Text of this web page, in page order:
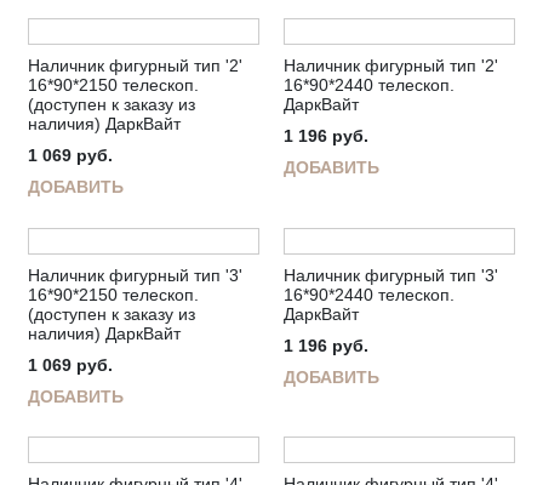
Наличник фигурный тип '2'
16*90*2150 телескоп.
(доступен к заказу из
наличия) ДаркВайт
1 069 руб.
ДОБАВИТЬ
Наличник фигурный тип '2'
16*90*2440 телескоп.
ДаркВайт
1 196 руб.
ДОБАВИТЬ
Наличник фигурный тип '3'
16*90*2150 телескоп.
(доступен к заказу из
наличия) ДаркВайт
1 069 руб.
ДОБАВИТЬ
Наличник фигурный тип '3'
16*90*2440 телескоп.
ДаркВайт
1 196 руб.
ДОБАВИТЬ